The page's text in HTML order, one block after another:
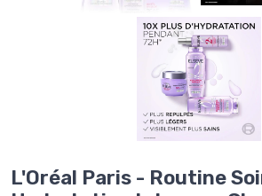
L'Oréal Paris - Routine